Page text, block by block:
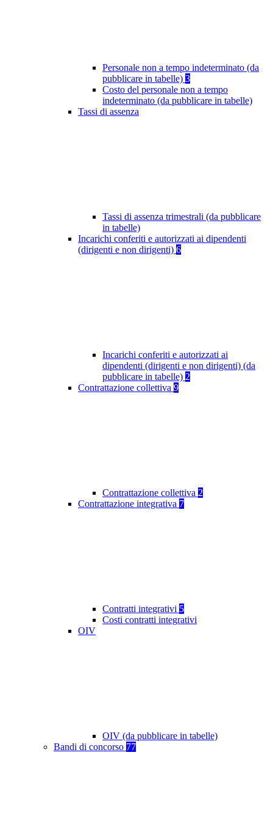
Personale non a tempo indeterminato (da
pubblicare in tabelle) 3
Costo del personale non a tempo
indeterminato (da pubblicare in tabelle)
Tassi di assenza
Tassi di assenza trimestrali (da pubblicare
in tabelle)
Incarichi conferiti e autorizzati ai dipendenti
(dirigenti e non dirigenti) 6
Incarichi conferiti e autorizzati ai
dipendenti (dirigenti e non dirigenti) (da
pubblicare in tabelle) 2
Contrattazione collettiva 9
Contrattazione collettiva 2
Contrattazione integrativa 7
Contratti integrativi 5
Costi contratti integrativi
OIV
OIV (da pubblicare in tabelle)
Bandi di concorso 77